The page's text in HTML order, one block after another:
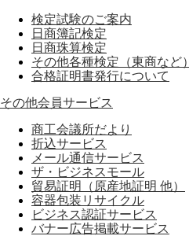
検定試験のご案内
日商簿記検定
日商珠算検定
その他各種検定（東商など）
合格証明書発行について
その他会員サービス
商工会議所だより
折込サービス
メール通信サービス
ザ・ビジネスモール
貿易証明（原産地証明 他）
容器包装リサイクル
ビジネス認証サービス
バナー広告掲載サービス